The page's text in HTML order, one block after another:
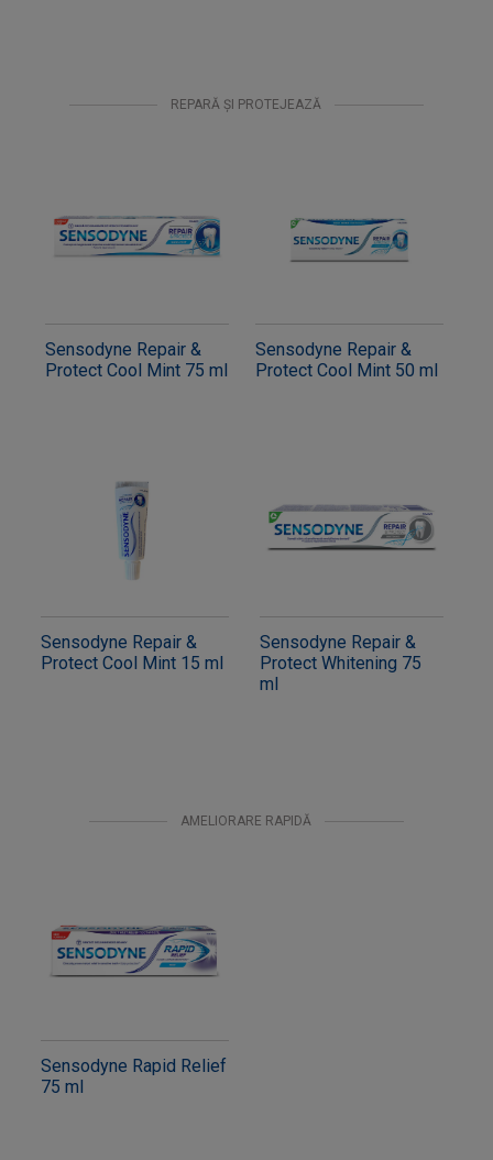
REPARĂ ȘI PROTEJEAZĂ
Sensodyne Repair &
Protect Cool Mint 75 ml
Sensodyne Repair &
Protect Cool Mint 50 ml
Sensodyne Repair &
Protect Cool Mint 15 ml
Sensodyne Repair &
Protect Whitening 75
ml
AMELIORARE RAPIDĂ
Sensodyne Rapid Relief
75 ml